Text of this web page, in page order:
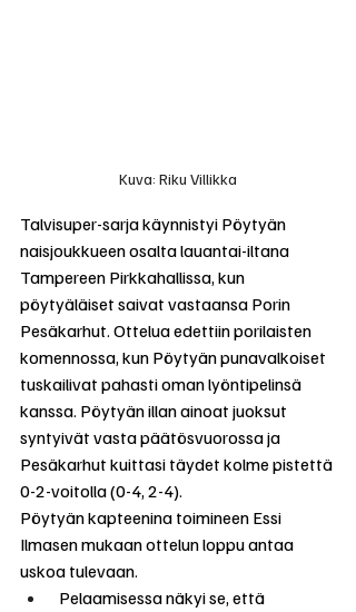
Kuva: Riku Villikka
Talvisuper-sarja käynnistyi Pöytyän
naisjoukkueen osalta lauantai-iltana
Tampereen Pirkkahallissa, kun
pöytyäläiset saivat vastaansa Porin
Pesäkarhut. Ottelua edettiin porilaisten
komennossa, kun Pöytyän punavalkoiset
tuskailivat pahasti oman lyöntipelinsä
kanssa. Pöytyän illan ainoat juoksut
syntyivät vasta päätösvuorossa ja
Pesäkarhut kuittasi täydet kolme pistettä
0-2-voitolla (0-4, 2-4).
Pöytyän kapteenina toimineen Essi
Ilmasen mukaan ottelun loppu antaa
uskoa tulevaan.